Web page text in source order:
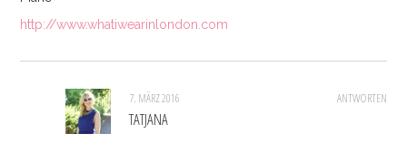
http://www.whatiwearinlondon.com
ANTWORTEN
7. MÄRZ 2016
TATJANA